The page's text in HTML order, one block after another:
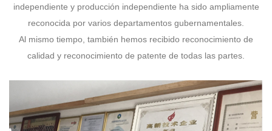
independiente y producción independiente ha sido ampliamente
reconocida por varios departamentos gubernamentales.
Al mismo tiempo, también hemos recibido reconocimiento de
calidad y reconocimiento de patente de todas las partes.